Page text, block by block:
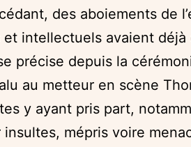
des aboiements de
intellectuels avaient déjà
précise depuis la
au metteur en scène
y ayant pris part,
mépris voire